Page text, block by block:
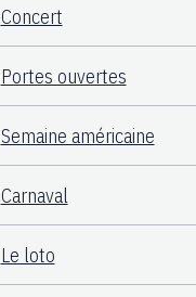
Concert
Portes ouvertes
Semaine américaine
Carnaval
Le loto